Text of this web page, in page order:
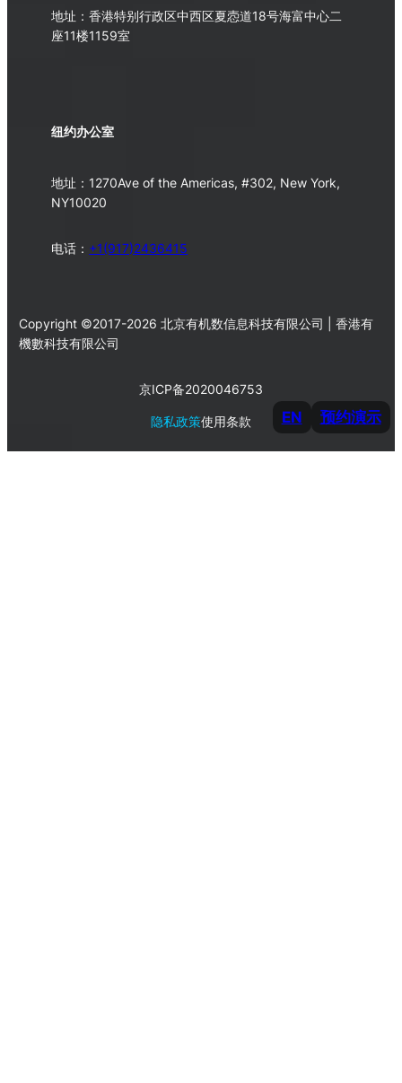
EN 预约演示
地址：香港特别行政区中西区夏悫道18号海富中心二
座11楼1159室
纽约办公室
地址：1270Ave of the Americas, #302, New York,
NY10020
电话： +1(917)2436415
Copyright ©2017-2026 北京有机数信息科技有限公司 | 香港有
機數科技有限公司
京ICP备2020046753
隐私政策使用条款